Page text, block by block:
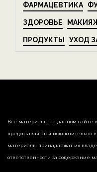
ФАРМАЦЕВТИКА
ЗДОРОВЬЕ
ПРОДУКТЫ УХОД
Все материалы на данном сайте
предоставляются исключительно
материалы принадлежат их
ответственности за содержание